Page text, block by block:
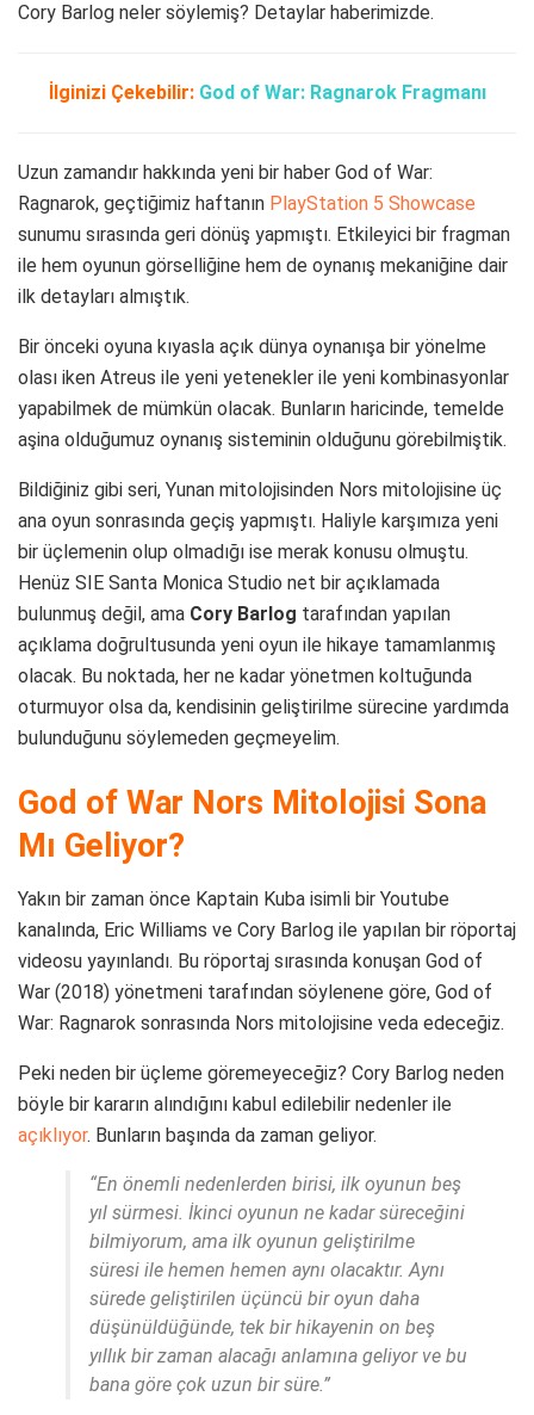
Cory Barlog neler söylemiş? Detaylar haberimizde.
İlginizi Çekebilir: God of War: Ragnarok Fragmanı
Uzun zamandır hakkında yeni bir haber God of War:
Ragnarok, geçtiğimiz haftanın PlayStation 5 Showcase
sunumu sırasında geri dönüş yapmıştı. Etkileyici bir fragman
ile hem oyunun görselliğine hem de oynanış mekaniğine dair
ilk detayları almıştık.
Bir önceki oyuna kıyasla açık dünya oynanışa bir yönelme
olası iken Atreus ile yeni yetenekler ile yeni kombinasyonlar
yapabilmek de mümkün olacak. Bunların haricinde, temelde
aşina olduğumuz oynanış sisteminin olduğunu görebilmiştik.
Bildiğiniz gibi seri, Yunan mitolojisinden Nors mitolojisine üç
ana oyun sonrasında geçiş yapmıştı. Haliyle karşımıza yeni
bir üçlemenin olup olmadığı ise merak konusu olmuştu.
Henüz SIE Santa Monica Studio net bir açıklamada
bulunmuş değil, ama Cory Barlog tarafından yapılan
açıklama doğrultusunda yeni oyun ile hikaye tamamlanmış
olacak. Bu noktada, her ne kadar yönetmen koltuğunda
oturmuyor olsa da, kendisinin geliştirilme sürecine yardımda
bulunduğunu söylemeden geçmeyelim.
God of War Nors Mitolojisi Sona
Mı Geliyor?
Yakın bir zaman önce Kaptain Kuba isimli bir Youtube
kanalında, Eric Williams ve Cory Barlog ile yapılan bir röportaj
videosu yayınlandı. Bu röportaj sırasında konuşan God of
War (2018) yönetmeni tarafından söylenene göre, God of
War: Ragnarok sonrasında Nors mitolojisine veda edeceğiz.
Peki neden bir üçleme göremeyeceğiz? Cory Barlog neden
böyle bir kararın alındığını kabul edilebilir nedenler ile
açıklıyor. Bunların başında da zaman geliyor.
“En önemli nedenlerden birisi, ilk oyunun beş
yıl sürmesi. İkinci oyunun ne kadar süreceğini
bilmiyorum, ama ilk oyunun geliştirilme
süresi ile hemen hemen aynı olacaktır. Aynı
sürede geliştirilen üçüncü bir oyun daha
düşünüldüğünde, tek bir hikayenin on beş
yıllık bir zaman alacağı anlamına geliyor ve bu
bana göre çok uzun bir süre.”